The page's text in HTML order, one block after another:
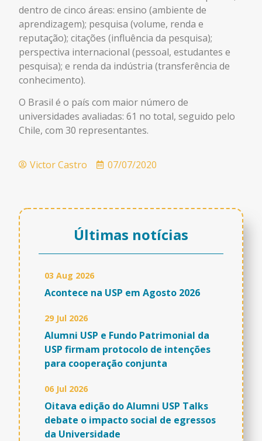
dentro de cinco áreas: ensino (ambiente de
aprendizagem); pesquisa (volume, renda e
reputação); citações (influência da pesquisa);
perspectiva internacional (pessoal, estudantes e
pesquisa); e renda da indústria (transferência de
conhecimento).
O Brasil é o país com maior número de
universidades avaliadas: 61 no total, seguido pelo
Chile, com 30 representantes.
Victor Castro 07/07/2020
Últimas notícias
03 Aug 2026
Acontece na USP em Agosto 2026
29 Jul 2026
Alumni USP e Fundo Patrimonial da
USP firmam protocolo de intenções
para cooperação conjunta
06 Jul 2026
Oitava edição do Alumni USP Talks
debate o impacto social de egressos
da Universidade